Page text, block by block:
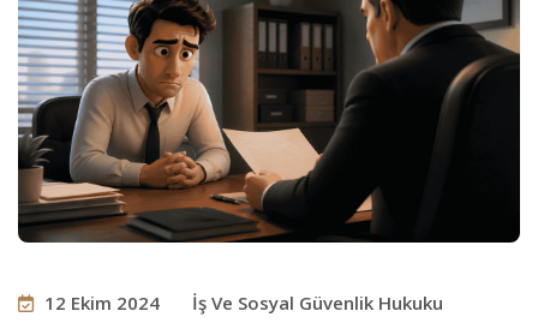
12 Ekim 2024 İş Ve Sosyal Güvenlik Hukuku